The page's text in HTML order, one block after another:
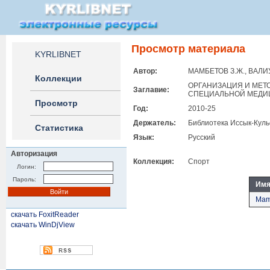
KYRLIBNET
Коллекции
Просмотр
Статистика
Авторизация
Логин:
Пароль:
скачать FoxitReader
скачать WinDjView
Просмотр материала
Автор: МАМБЕТОВ З.Ж.,
Заглавие:
ОРГАНИЗАЦИЯ И
СПЕЦИАЛЬНОЙ
Год:
2010-25
Держатель:
Библиотека Иссык-
Язык:
Русский
Коллекция: Спорт